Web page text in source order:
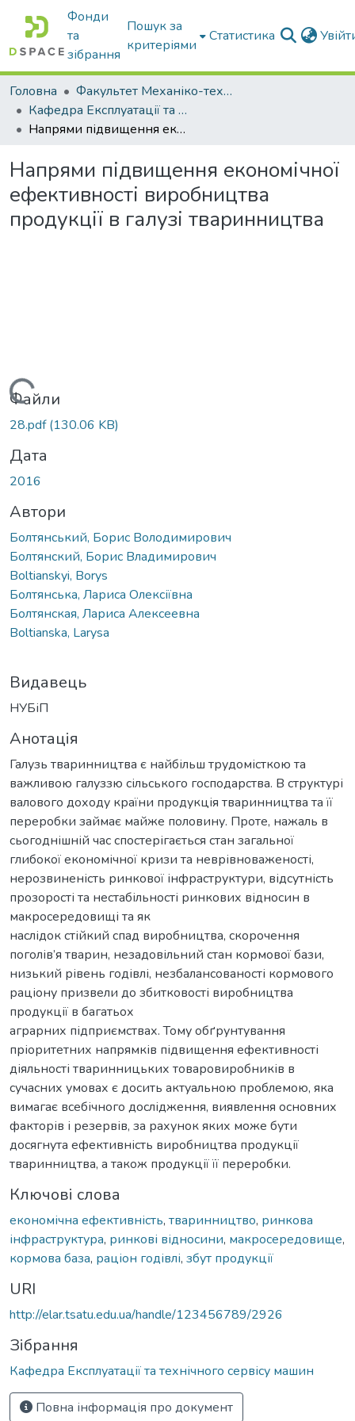
Фонди
та
зібрання
Пошук за
критеріями
Статистика
Головна
Факультет Механіко-технологічний
Кафедра Експлуатації та технічного сервісу машин
Напрями підвищення економічної ефективності виробництва продукції в галузі тваринництва
Напрями підвищення економічної
ефективності виробництва
продукції в галузі тваринництва
Вантажиться...
Файли
28.pdf(130.06 KB)
Дата
2016
Автори
Болтянський, Борис Володимирович
Болтянский, Борис Владимирович
Boltianskyi, Borys
Болтянська, Лариса Олексіївна
Болтянская, Лариса Алексеевна
Boltianska, Larysa
Видавець
НУБіП
Анотація
Галузь тваринництва є найбільш трудомісткою та
важливою галуззю сільського господарства. В структурі
валового доходу країни продукція тваринництва та її
переробки займає майже половину. Проте, нажаль в
сьогоднішній час спостерігається стан загальної
глибокої економічної кризи та неврівноваженості,
нерозвиненість ринкової інфраструктури, відсутність
прозорості та нестабільності ринкових відносин в
макросередовищі та як
наслідок стійкий спад виробництва, скорочення
поголів’я тварин, незадовільний стан кормової бази,
низький рівень годівлі, незбалансованості кормового
раціону призвели до збитковості виробництва
продукції в багатьох
аграрних підприємствах. Тому обґрунтування
пріоритетних напрямків підвищення ефективності
діяльності тваринницьких товаровиробників в
сучасних умовах є досить актуальною проблемою, яка
вимагає всебічного дослідження, виявлення основних
факторів і резервів, за рахунок яких може бути
досягнута ефективність виробництва продукції
тваринництва, а також продукції її переробки.
Ключові слова
економічна ефективність, тваринництво, ринкова
інфраструктура, ринкові відносини, макросередовище,
кормова база, раціон годівлі, збут продукції
URI
http://elar.tsatu.edu.ua/handle/123456789/2926
Зібрання
Кафедра Експлуатації та технічного сервісу машин
Повна інформація про документ